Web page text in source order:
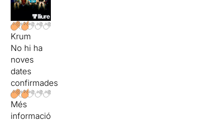
Krum
No hi ha
noves
dates
confirmades
Més
informació